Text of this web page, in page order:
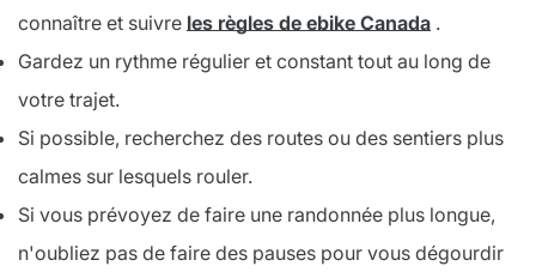
connaître et suivre les règles de ebike Canada .
Gardez un rythme régulier et constant tout au long de
votre trajet.
Si possible, recherchez des routes ou des sentiers plus
calmes sur lesquels rouler.
Si vous prévoyez de faire une randonnée plus longue,
n'oubliez pas de faire des pauses pour vous dégourdir